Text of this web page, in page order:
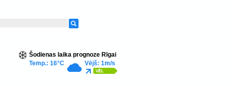
Šodienas laika prognoze Rīgai
Temp.: 16°C
Vējš: 1m/s